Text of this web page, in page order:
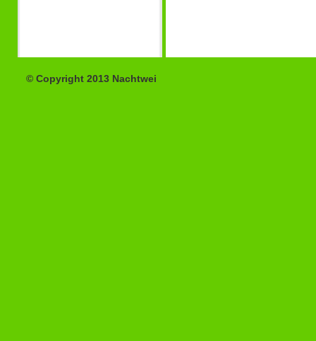
© Copyright 2013 Nachtwei